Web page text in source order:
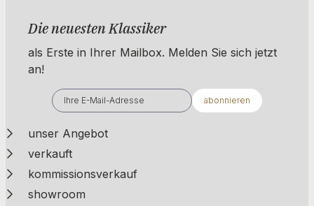
Die neuesten Klassiker
als Erste in Ihrer Mailbox. ​​​​​​Melden Sie sich jetzt
an!
abonnieren
unser Angebot
verkauft
kommissionsverkauf
showroom